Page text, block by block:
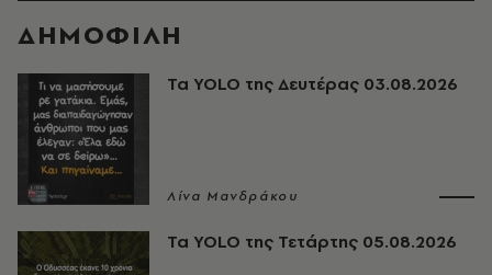
ΔΗΜΟΦΙΛΗ
Τα YOLO της Δευτέρας 03.08.2026
Λίνα Μανδράκου
Τα YOLO της Τετάρτης 05.08.2026